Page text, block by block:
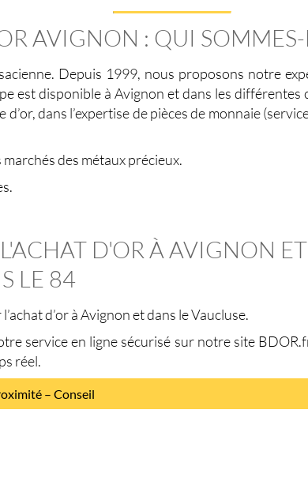
AVIGNON : QUI SOMMES-
Depuis 1999, nous proposons notre
est disponible à Avignon et dans les
d’or, dans l’expertise de pièces de monnaie
des métaux précieux.
D'OR À AVIGNON ET
LE 84
d’or à Avignon et dans le Vaucluse.
service en ligne sécurisé sur notre site
réel.
– Conseil